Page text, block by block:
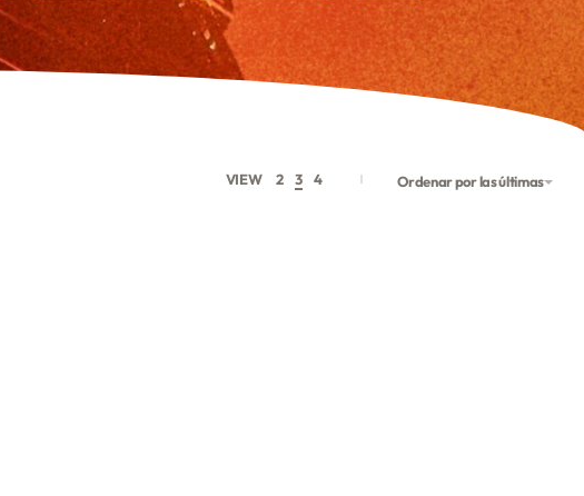
VIEW 2 3 4 Ordenar por las últimas